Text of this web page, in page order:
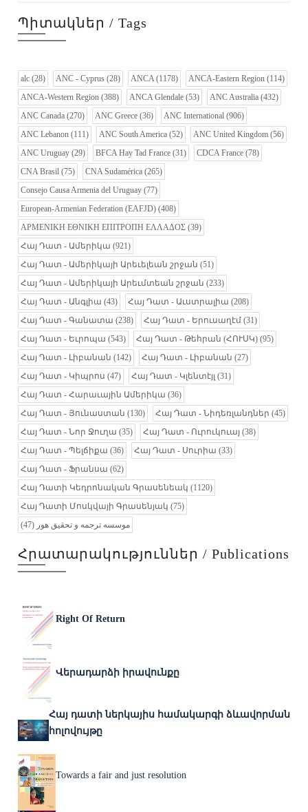
Պիտակներ / Tags
alc (28) ANC - Cyprus (28) ANCA (1178) ANCA-Eastern Region (114)
ANCA-Western Region (388) ANCA Glendale (53) ANC Australia (432)
ANC Canada (270) ANC Greece (36) ANC International (906)
ANC Lebanon (111) ANC South America (52) ANC United Kingdom (56)
ANC Uruguay (29) BFCA Hay Tad France (31) CDCA France (78)
CNA Brasil (75) CNA Sudamérica (265)
Consejo Causa Armenia del Uruguay (77)
European-Armenian Federation (EAFJD) (408)
ΑΡΜΕΝΙΚΗ ΕΘΝΙΚΗ ΕΠΙΤΡΟΠΗ ΕΛΛΑΔΟΣ (39)
Հայ Դատ - Ամերիկա (921)
Հայ Դատ - Ամերիկայի Արեւելեան շրջան (51)
Հայ Դատ - Ամերիկայի Արեւմտեան շրջան (233)
Հայ Դատ - Անգլիա (43) Հայ Դատ - Աւստրալիա (208)
Հայ Դատ - Գանատա (238) Հայ Դատ - Երուսաղէմ (31)
Հայ Դատ - Եւրոպա (543) Հայ Դատ - Թեհրան (ՀՈՒՍԿ) (95)
Հայ Դատ - Լիբանան (142) Հայ Դատ - Լիբանան (27)
Հայ Դատ - Կիպրոս (47) Հայ Դատ - Կլենտէյլ (31)
Հայ Դատ - Հարաւային Ամերիկա (36)
Հայ Դատ - Յունաստան (130) Հայ Դատ - Նիդեռլանդներ (45)
Հայ Դատ - Նոր Ջուղա (35) Հայ Դատ - Ուրուկուայ (38)
Հայ Դատ - Պելճիքա (36) Հայ Դատ - Սուրիա (33)
Հայ Դատ - Ֆրանսա (62)
Հայ Դատի Կեդրոնական Գրասենեակ (1120)
Հայ Դատի Մոսկվայի Գրասենյակ (75)
موسسه ترجمه و تحقیق هور (47)
Հրատարակություններ / Publications
Right Of Return
Վերադարձի իրավունքը
Հայ դատի ներկայիս համակարգի ձևավորման
հոլովույթը
Towards a fair and just resolution